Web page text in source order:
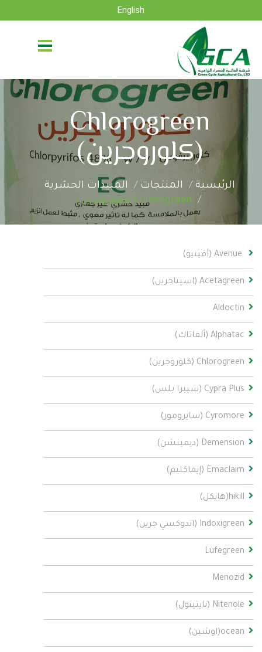
English
Chlorogreen
(كلوروجرين)
الرئيسية المنتجات
المبيدات الحشرية
Chlorogreen (كلوروجرين)
Acetagreen (اسيتاجرين)
Aldoctin
Alphatac (ألفاتاك)
Chlorogreen (كلوروجرين)
Cypra Plus (سيبرا بلس)
Cyromore (سايرومور)
Demension (ديمينشن)
Emaclaim (إيماكليم)
hikill(هايكل)
Indoxigreen (اندوكسي جرين)
Lufegreen
Menozid
Nitenole (نايتينول)
ocean(اوشين)